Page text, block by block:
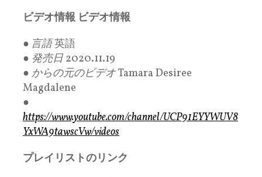
ビデオ情報 ビデオ情報
● 言語英語
● 発売日 2020.11.19
● からの元のビデオTamara Desiree
Magdalene
●
https://www.youtube.com/channel/UCP91EYYWUV8
YxWA9tawscVw/videos
プレイリストのリンク